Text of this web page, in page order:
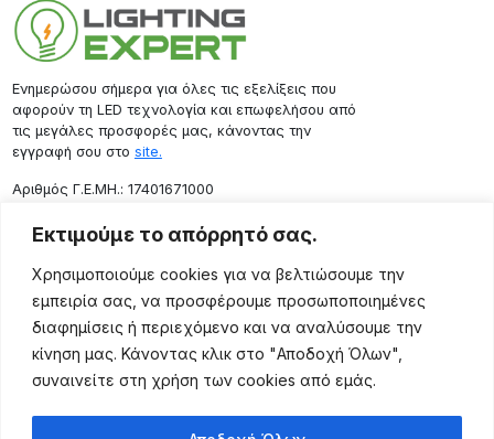
Εκτιμούμε το απόρρητό σας.
Χρησιμοποιούμε cookies για να βελτιώσουμε την
εμπειρία σας, να προσφέρουμε προσωποποιημένες
διαφημίσεις ή περιεχόμενο και να αναλύσουμε την
κίνηση μας. Κάνοντας κλικ στο "Αποδοχή Όλων",
συναινείτε στη χρήση των cookies από εμάς.
Ενημερώσου σήμερα για όλες τις εξελίξεις που
αφορούν τη LED τεχνολογία και επωφελήσου από
τις μεγάλες προσφορές μας, κάνοντας την
εγγραφή σου στο site.
Aριθμός Γ.Ε.ΜΗ.: 17401671000
Επικοινωνία
Ρόδου 133, Αθήνα 10443
(+30) 211 725 5427
sales@lightingexpert.gr
Χρήσιμες Σελίδες